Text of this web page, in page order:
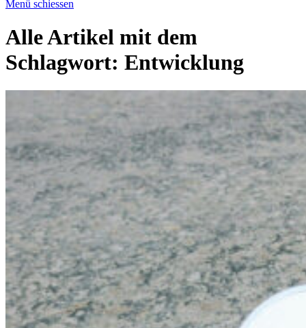
Menü schiessen
Alle Artikel mit dem
Schlagwort: Entwicklung